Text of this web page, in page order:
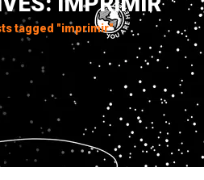
tagged "imprimir"